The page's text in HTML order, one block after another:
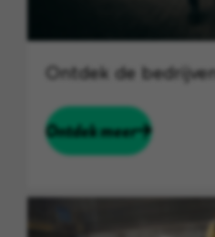
Ontdek de
Ontdek meer